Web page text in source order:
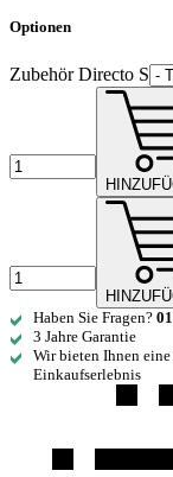
Optionen
Zubehör Directo S
Haben Sie Fragen?
3 Jahre Garantie
Wir bieten Ihnen
Einkaufserlebnis